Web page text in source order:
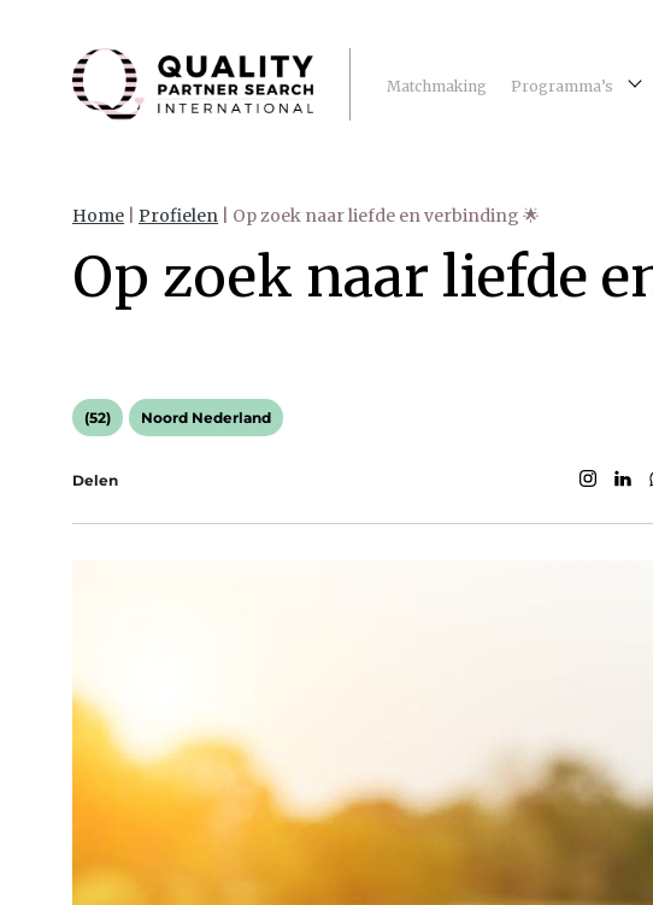
Matchmaking Programma’s
Home Profielen Op zoek naar liefde en verbinding 🌟
Op zoek naar liefde
(52) Noord Nederland
Delen